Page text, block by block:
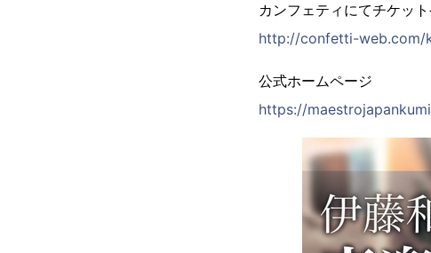
カンフェティにてチケッ
http://confetti-web.com/
公式ホームページ
https://